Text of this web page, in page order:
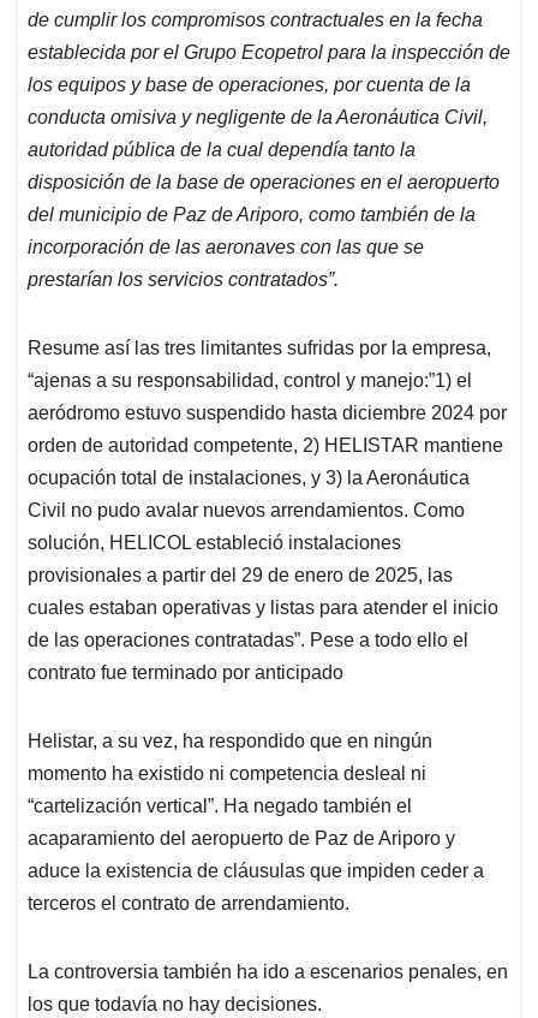
de cumplir los compromisos contractuales en la fecha
establecida por el Grupo Ecopetrol para la inspección de
los equipos y base de operaciones, por cuenta de la
conducta omisiva y negligente de la Aeronáutica Civil,
autoridad pública de la cual dependía tanto la
disposición de la base de operaciones en el aeropuerto
del municipio de Paz de Ariporo, como también de la
incorporación de las aeronaves con las que se
prestarían los servicios contratados”.
Resume así las tres limitantes sufridas por la empresa,
“ajenas a su responsabilidad, control y manejo:”1) el
aeródromo estuvo suspendido hasta diciembre 2024 por
orden de autoridad competente, 2) HELISTAR mantiene
ocupación total de instalaciones, y 3) la Aeronáutica
Civil no pudo avalar nuevos arrendamientos. Como
solución, HELICOL estableció instalaciones
provisionales a partir del 29 de enero de 2025, las
cuales estaban operativas y listas para atender el inicio
de las operaciones contratadas”. Pese a todo ello el
contrato fue terminado por anticipado
Helistar, a su vez, ha respondido que en ningún
momento ha existido ni competencia desleal ni
“cartelización vertical”. Ha negado también el
acaparamiento del aeropuerto de Paz de Ariporo y
aduce la existencia de cláusulas que impiden ceder a
terceros el contrato de arrendamiento.
La controversia también ha ido a escenarios penales, en
los que todavía no hay decisiones.